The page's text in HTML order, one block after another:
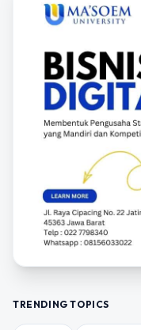
TRENDING TOPICS